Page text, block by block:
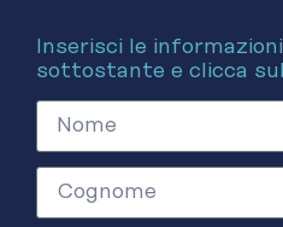
Inserisci le
sottostante e clicca